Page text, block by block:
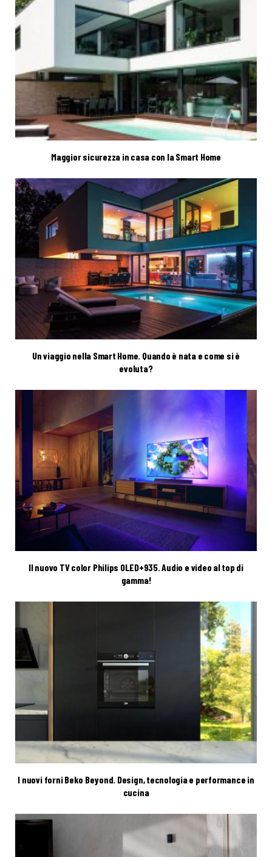
Maggior sicurezza in casa con la Smart Home
Un viaggio nella Smart Home. Quando è nata e come si è
evoluta?
Il nuovo TV color Philips OLED+935. Audio e video al top di
gamma!
I nuovi forni Beko Beyond. Design, tecnologia e performance in
cucina